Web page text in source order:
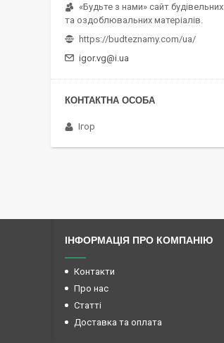
«Будьте з нами» сайт будівельних
та оздоблювальних матеріалів.
https://budteznamy.com/ua/
igor.vg@i.ua
Ігор
ІНФОРМАЦІЯ ПРО КОМПАНІЮ
Контакти
Про нас
Статті
Доставка та оплата